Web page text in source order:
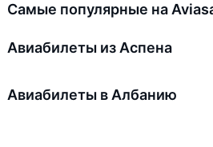
Самые популярные на
Авиабилеты из Аспена
Авиабилеты в Албанию